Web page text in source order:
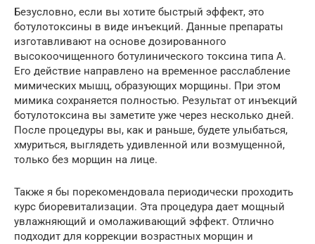
Безусловно, если вы хотите быстрый эффект, это
ботулотоксины в виде инъекций. Данные препараты
изготавливают на основе дозированного
высокоочищенного ботулинического токсина типа А.
Его действие направлено на временное расслабление
мимических мышц, образующих морщины. При этом
мимика сохраняется полностью. Результат от инъекций
ботулотоксина вы заметите уже через несколько дней.
После процедуры вы, как и раньше, будете улыбаться,
хмуриться, выглядеть удивленной или возмущенной,
только без морщин на лице.
Также я бы порекомендовала периодически проходить
курс биоревитализации. Эта процедура дает мощный
увлажняющий и омолаживающий эффект. Отлично
подходит для коррекции возрастных морщин и